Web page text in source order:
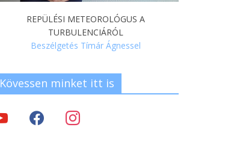
REPÜLÉSI METEOROLÓGUS A
TURBULENCIÁRÓL
Beszélgetés Tímár Ágnessel
Kövessen minket itt is